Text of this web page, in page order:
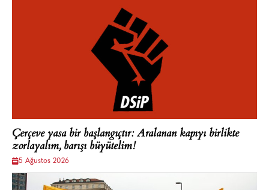
Çerçeve yasa bir başlangıçtır: Aralanan kapıyı birlikte
zorlayalım, barışı büyütelim!
5 Ağustos 2026